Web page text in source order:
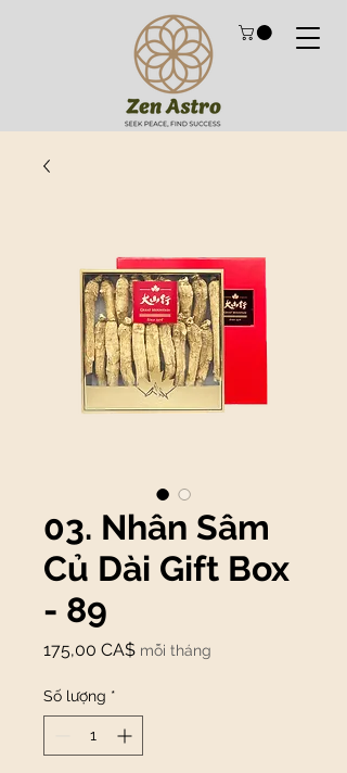
03. Nhân Sâm
Củ Dài Gift Box
- 89
175,00 CA$Giá
mỗi tháng
Số lượng *